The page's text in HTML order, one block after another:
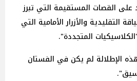
على القصات المستقيمة التي تبرز
التقليدية والأزرار الأمامية التي
المتجددة".
الإطلالة لم يكن في الفستان